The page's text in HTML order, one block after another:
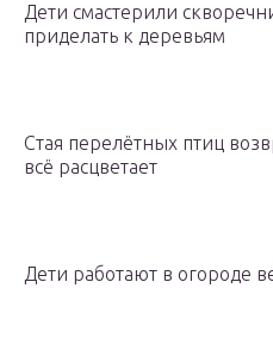
Дети смастерили
приделать к деревьям
Стая перелётных птиц
всё расцветает
Дети работают в огороде